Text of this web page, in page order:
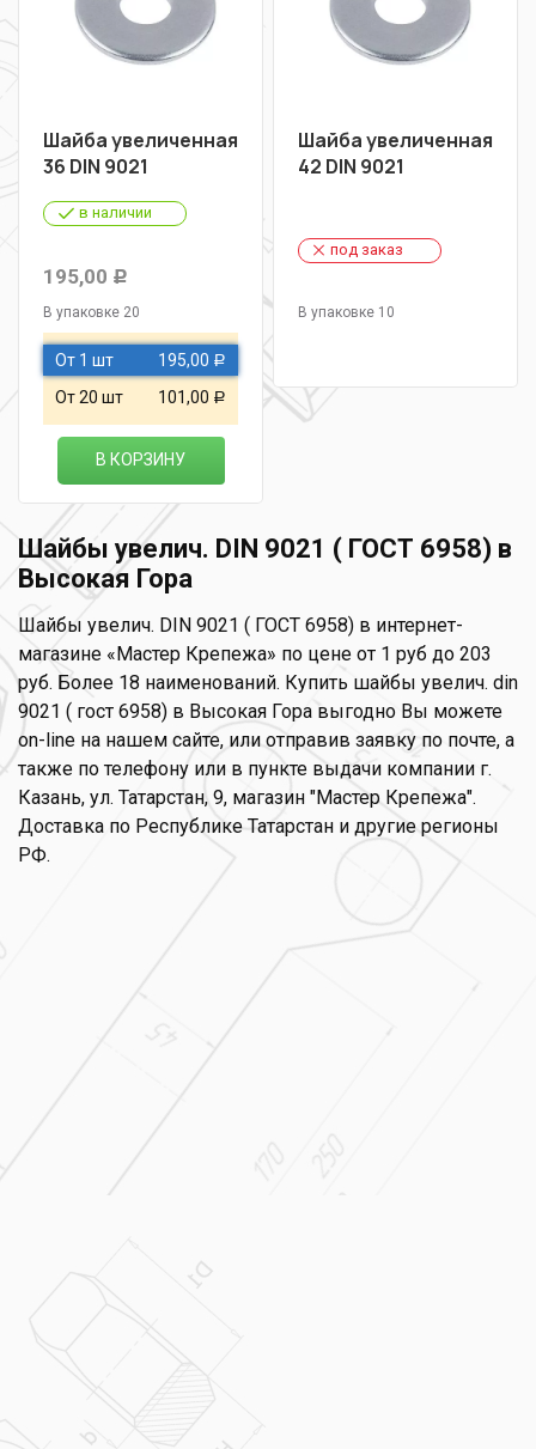
Шайба увеличенная
36 DIN 9021
в наличии
195,00 Р
В упаковке 20
От 1 шт 195,00 Р
От 20 шт 101,00 Р
В КОРЗИНУ
Шайба увеличенная
42 DIN 9021
под заказ
В упаковке 10
Шайбы увелич. DIN 9021 ( ГОСТ 6958) в
Высокая Гора
Шайбы увелич. DIN 9021 ( ГОСТ 6958) в интернет-
магазине «Мастер Крепежа» по цене от 1 руб до 203
руб. Более 18 наименований. Купить шайбы увелич. din
9021 ( гост 6958) в Высокая Гора выгодно Вы можете
on-line на нашем сайте, или отправив заявку по почте, а
также по телефону или в пункте выдачи компании г.
Казань, ул. Татарстан, 9, магазин "Мастер Крепежа".
Доставка по Республике Татарстан и другие регионы
РФ.